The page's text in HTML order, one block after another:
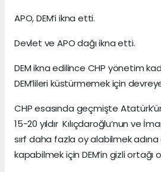
APO, DEM’i ikna etti.
Devlet ve APO dağı ikna etti.
DEM ikna edilince CHP yönetim
DEM’lileri küstürmemek için
CHP esasında geçmişte
15-20 yıldır Kılıçdaroğlu’nun ve
sırf daha fazla oy alabilmek adına
kapabilmek için DEM’in gizli ortağı